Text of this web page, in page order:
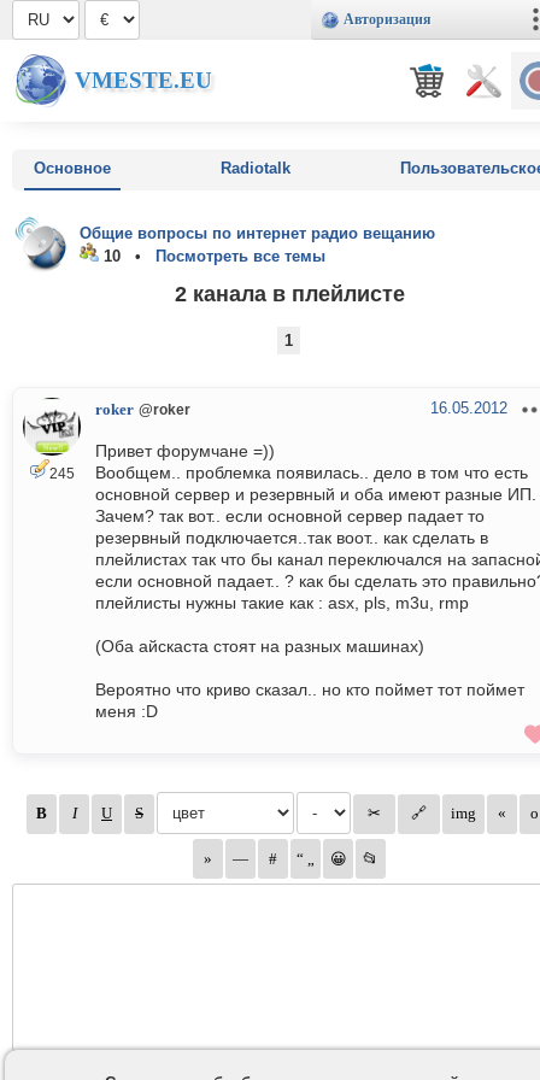
Авторизация
VMESTE.EU
Основное Radiotalk
Общие вопросы по интернет радио вещанию
10 •
Посмотреть все темы
2 канала в плейлисте
1
245
roker @roker 16.05.2012
Привет форумчане =))
Вообщем.. проблемка появилась.. дело в том что есть
основной сервер и резервный и оба имеют разные ИП.
Зачем? так вот.. если основной сервер падает то
резервный подключается..так воот.. как сделать в
плейлистах так что бы канал переключался на
если основной падает.. ? как бы сделать это
плейлисты нужны такие как : asx, pls, m3u, rmp
(Оба айскаста стоят на разных машинах)
Вероятно что криво сказал.. но кто поймет тот поймет
меня :D